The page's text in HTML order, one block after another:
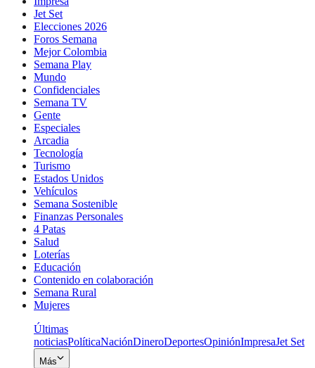
Jet Set
Elecciones 2026
Foros Semana
Mejor Colombia
Semana Play
Mundo
Confidenciales
Semana TV
Gente
Especiales
Arcadia
Tecnología
Turismo
Estados Unidos
Vehículos
Semana Sostenible
Finanzas Personales
4 Patas
Salud
Loterías
Educación
Contenido en colaboración
Semana Rural
Mujeres
Últimas
noticiasPolíticaNaciónDineroDeportesOpiniónImpresaJet Set
Más